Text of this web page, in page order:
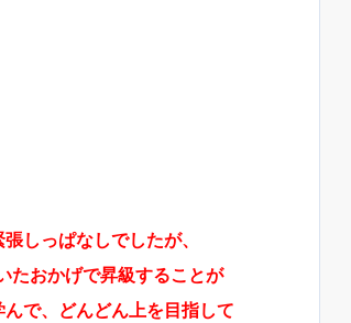
しっぱなしでしたが、
たおかげで昇級することが
で、どんどん上を目指して